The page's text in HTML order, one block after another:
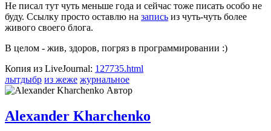
Не писал тут чуть меньше года и сейчас тоже писать особо не
буду. Ссылку просто оставлю на запись из чуть-чуть более
живого своего блога.
В целом - жив, здоров, погряз в программировании :)
Копия из LiveJournal: 127735.html
лытдыбр из жеже журнальное
Автор
Alexander Kharchenko